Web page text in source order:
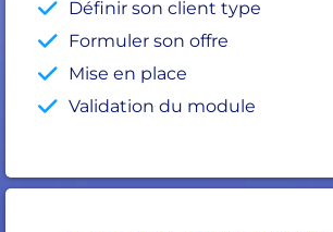
Définir son client type
Formuler son offre
Mise en place
Validation du module